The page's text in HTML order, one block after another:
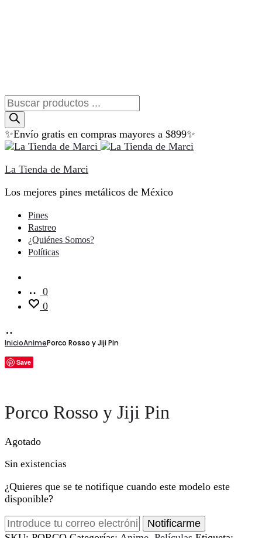
Búsqueda
de
productos
✨Envío gratis en compras mayores a $899✨
La Tienda de Marci
Los mejores pines metálicos de México
Pines
Rastreo
¿Quiénes Somos?
Políticas
0
0
InicioAnimePorco Rosso y Jiji Pin
Save
Porco Rosso y Jiji Pin
Agotado
Sin existencias
¿Quieres que se te notifique cuando este modelo este
disponible?
Notificarme